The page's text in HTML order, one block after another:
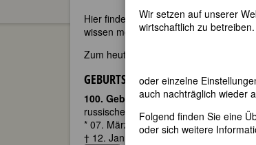
Hier finden Sie - im täglichen
wissen möchten oder sich über
Zum heutigen Datum passen 28
GEBURTSTAGE 7.3.2022
100. Geburtstag: Olga
russische Mathematikerin
* 07. März 1922 in Kologriw, Russland
† 12. Januar 2004 in St. Petersburg
Wir setzen auf unserer
wirtschaftlich zu
oder einzelne
auch nachträglich wieder
Folgend finden Sie eine
oder sich weitere